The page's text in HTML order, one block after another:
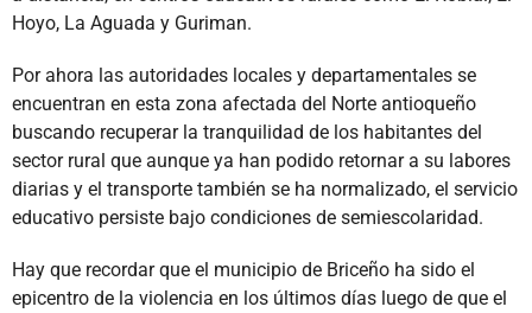
Hoyo, La Aguada y Guriman.
Por ahora las autoridades locales y departamentales se
encuentran en esta zona afectada del Norte antioqueño
buscando recuperar la tranquilidad de los habitantes del
sector rural que aunque ya han podido retornar a su labores
diarias y el transporte también se ha normalizado, el servicio
educativo persiste bajo condiciones de semiescolaridad.
Hay que recordar que el municipio de Briceño ha sido el
epicentro de la violencia en los últimos días luego de que el